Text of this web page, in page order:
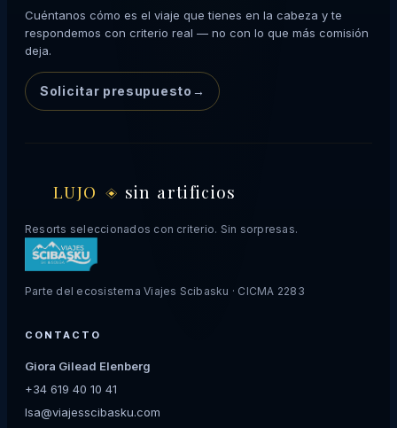
Cuéntanos cómo es el viaje que tienes en la cabeza y te
respondemos con criterio real — no con lo que más comisión
deja.
Solicitar presupuesto →
LUJO sin artificios
Resorts seleccionados con criterio. Sin sorpresas.
Parte del ecosistema Viajes Scibasku · CICMA 2283
CONTACTO
Giora Gilead Elenberg
+34 619 40 10 41
lsa@viajesscibasku.com